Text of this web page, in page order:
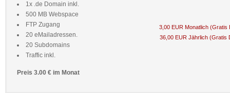
1x .de Domain inkl.
500 MB Webspace
FTP Zugang
20 eMailadressen.
20 Subdomains
Traffic inkl.
Preis 3.00 € im Monat
3,00 EUR Monatlich (Gratis
36,00 EUR Jährlich (Gratis